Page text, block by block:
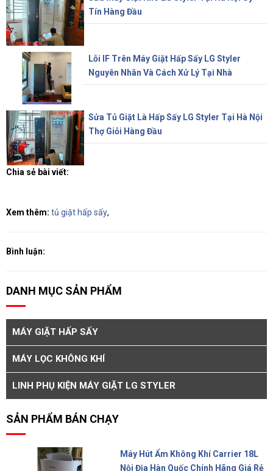
Tín Hàng Đầu
Lỗi IF Trên Máy Giặt Hấp Sấy LG Styler
Nguyên Nhân Và Cách Xử Lý Tại Nhà
Sửa Tủ Giặt Là Hấp Sấy LG Styler Tại Hà Nội
Thợ Giỏi Hàng Đầu
Chia sẻ bài viết:
Xem thêm: tủ giặt hấp sấy,
Bình luận:
DANH MỤC SẢN PHẨM
MÁY GIẶT HẤP SẤY
MÁY LỌC KHÔNG KHÍ
LINH PHỤ KIỆN MÁY GIẶT LG STYLER
SẢN PHẨM BÁN CHẠY
Máy Hút Ẩm Không Khí Carrier 18L
Nội Địa Hàn Quốc Chính Hãng Giá Rẻ